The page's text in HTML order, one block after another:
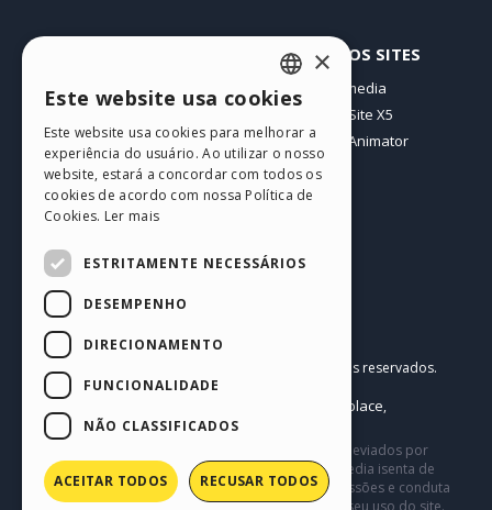
Meus posts
Download
Hospedagem Web
Meus Créditos
OUTROS SITES
Incomedia
WebSite X5
WebAnimator
Português BR
Copyright © 2026
Todos os direitos reservados.
P.IVA IT07514640015
Help Center / Marketplace,
Templates,Objects|Política de Privacidade
Este site contém conteúdo comentários e opiniões eviados por
usuários, e é apenas para fins informativos. Incomedia isenta de
toda e qualquer responsabilidade pelos atos, omissões e conduta
de terceiros em conexão com ou relacionadas ao seu uso do site.
ENGLISH
ITALIAN
GERMAN
PORTUGUESE
×
Este website usa cookies
Este website usa cookies para melhorar a
experiência do usuário. Ao utilizar o nosso
website, estará a concordar com todos os
cookies de acordo com nossa Política de
Cookies. Ler mais
ESTRITAMENTE NECESSÁRIOS
DESEMPENHO
DIRECIONAMENTO
FUNCIONALIDADE
NÃO CLASSIFICADOS
ACEITAR TODOS RECUSAR TODOS